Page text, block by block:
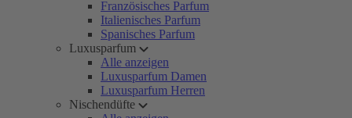
Französisches Parfum
Italienisches Parfum
Spanisches Parfum
Luxusparfum
Alle anzeigen
Luxusparfum Damen
Luxusparfum Herren
Nischendüfte